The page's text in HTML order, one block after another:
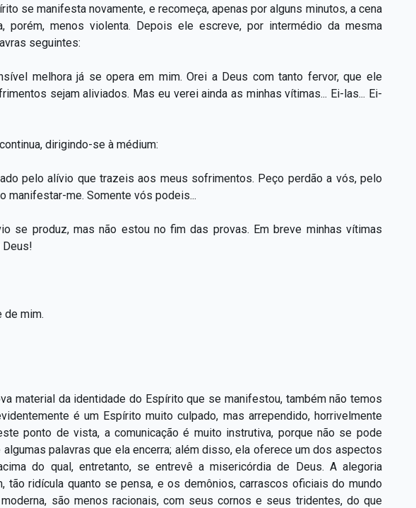
se manifesta novamente, e recomeça, apenas por alguns minutos, a cena
porém, menos violenta. Depois ele escreve, por intermédio da mesma
seguintes:
melhora já se opera em mim. Orei a Deus com tanto fervor, que ele
sejam aliviados. Mas eu verei ainda as minhas vítimas... Ei-las... Ei-
dirigindo-se à médium:
pelo alívio que trazeis aos meus sofrimentos. Peço perdão a vós, pelo
manifestar-me. Somente vós podeis...
se produz, mas não estou no fim das provas. Em breve minhas vítimas
Deus!
de mim.
material da identidade do Espírito que se manifestou, também não temos
é um Espírito muito culpado, mas arrependido, horrivelmente
ponto de vista, a comunicação é muito instrutiva, porque não se pode
palavras que ela encerra; além disso, ela oferece um dos aspectos
do qual, entretanto, se entrevê a misericórdia de Deus. A alegoria
tão ridícula quanto se pensa, e os demônios, carrascos oficiais do mundo
são menos racionais, com seus cornos e seus tridentes, do que